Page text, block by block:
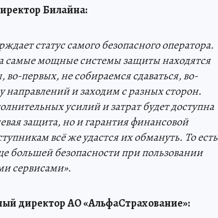
Билайна:
статус самого безопасного оператора.
самые мощные системы защиты находятся
первых, не собираемся сдаваться, во-
направлений и заходим с разных сторон.
усилий и затрат будет доступна
защита, но и гарантия финансовой
всё же удастся их обмануть. То есть
большей безопасности при пользовании
сервисами».
директор АО «АльфаСтрахование»: